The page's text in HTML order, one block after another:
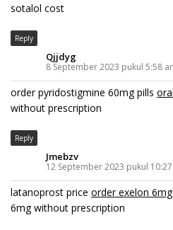
sotalol cost
Reply
Qjjdyg
8 September 2023 pukul 5:58
order pyridostigmine 60mg pills
without prescription
Reply
Jmebzv
12 September 2023 pukul
latanoprost price order exelon
6mg without prescription